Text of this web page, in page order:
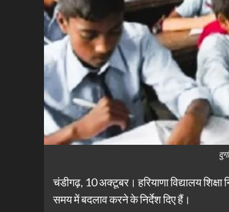
चंडीगढ़, 10 अक्टूबर। हरियाणा विद्यालय
समय में बदलाव करने के निर्देश दिए हैं।